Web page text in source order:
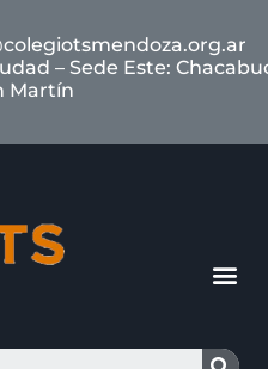
– Sede Este:
Martín